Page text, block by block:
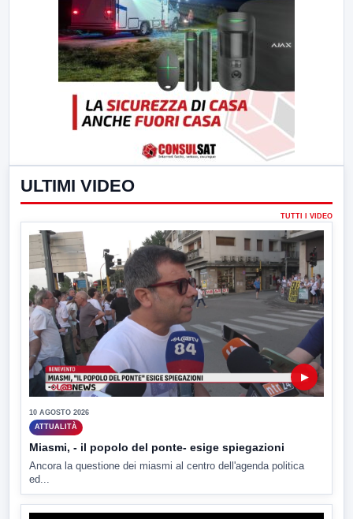
ULTIMI VIDEO
TUTTI I VIDEO
▶
10 AGOSTO 2026
ATTUALITÀ
Miasmi, - il popolo del ponte- esige spiegazioni
Ancora la questione dei miasmi al centro dell'agenda politica
ed...